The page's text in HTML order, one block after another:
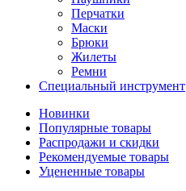
Перчатки
Маски
Брюки
Жилеты
Ремни
Специальный инструмент
Новинки
Популярные товары
Распродажи и скидки
Рекомендуемые товары
Уцененные товары